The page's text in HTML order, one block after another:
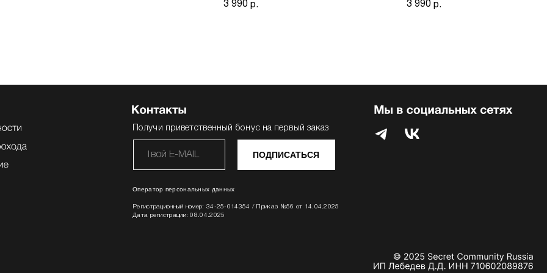
3 990 р. 3 990 р.
ПОДПИСАТЬСЯ
Оператор персональных данных
Регистрационный номер: 34-25-014354 / Приказ №56 от 14.04.2025
Дата регистрации: 08.04.2025
Получи приветственный бонус на первый заказ